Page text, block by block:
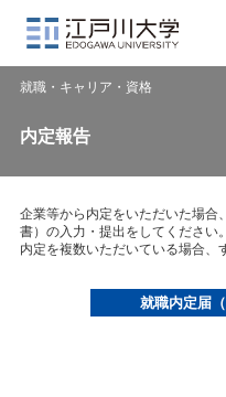
就職・キャリア・資格
内定報告
企業等から内定をいただいた場合
書）の入力・提出をしてください。
内定を複数いただいている場合、
就職内定届